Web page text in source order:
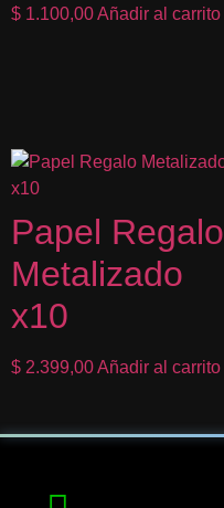
$ 1.100,00Añadir al carrito
Papel Regalo
Metalizado
x10
$ 2.399,00Añadir al carrito